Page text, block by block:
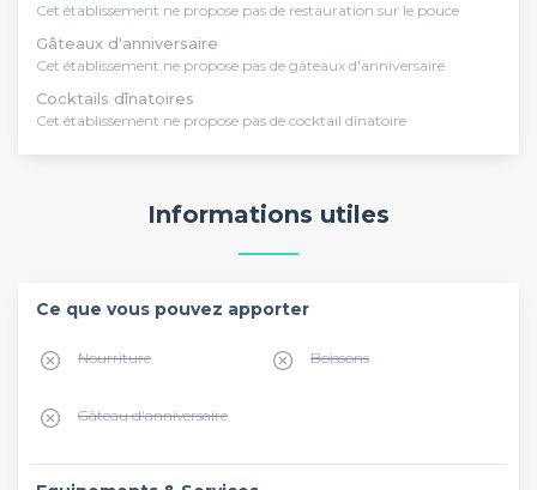
Cet établissement ne propose pas de restauration sur le pouce
Gâteaux d'anniversaire
Cet établissement ne propose pas de gâteaux d'anniversaire
Cocktails dînatoires
Cet établissement ne propose pas de cocktail dînatoire
Informations utiles
Ce que vous pouvez apporter
Nourriture Boissons
Gâteau d'anniversaire